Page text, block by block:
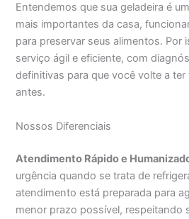
Entendemos que sua geladeira é
mais importantes da casa,
para preservar seus alimentos. Por
serviço ágil e eficiente, com
definitivas para que você volte a
antes.
Nossos Diferenciais
Atendimento Rápido e
urgência quando se trata de
atendimento está preparada para
menor prazo possível, respeitando